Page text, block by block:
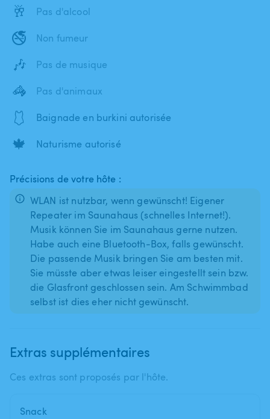
🥂 Pas d'alcool
🚭 Non fumeur
🎶 Pas de musique
🦓 Pas d'animaux
🩱 Baignade en burkini autorisée
🍁 Naturisme autorisé
Précisions de votre hôte :
WLAN ist nutzbar, wenn gewünscht! Eigener
Repeater im Saunahaus (schnelles Internet!).
Musik können Sie im Saunahaus gerne nutzen.
Habe auch eine Bluetooth-Box, falls gewünscht.
Die passende Musik bringen Sie am besten mit.
Sie müsste aber etwas leiser eingestellt sein bzw.
die Glasfront geschlossen sein. Am Schwimmbad
selbst ist dies eher nicht gewünscht.
Extras supplémentaires
Ces extras sont proposés par l'hôte.
Snack